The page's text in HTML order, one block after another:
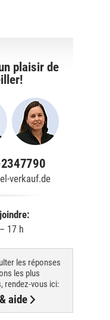
plaisir de
verkauf.de
17 h
les réponses
les plus
rendez-vous ici:
aide